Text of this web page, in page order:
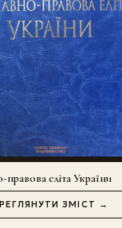
еліта України
ЗМІСТ →